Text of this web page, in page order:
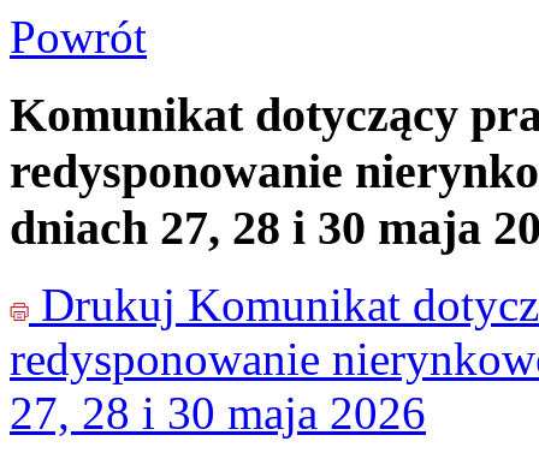
Powrót
Komunikat dotyczący
redysponowanie
dniach 27, 28 i 30 maja
Drukuj Komunikat
redysponowanie
27, 28 i 30 maja 2026